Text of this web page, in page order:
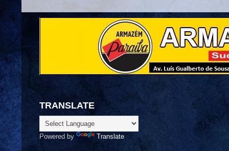
TRANSLATE
Powered by Translate